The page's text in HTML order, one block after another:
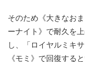
そのため《大きなお
ーナイト》で耐久を
し、「ロイヤルミキ
《モミ》で回復する